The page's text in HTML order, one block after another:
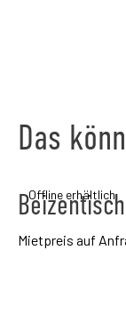
Das
Offline erhältlich
Mietpreis auf